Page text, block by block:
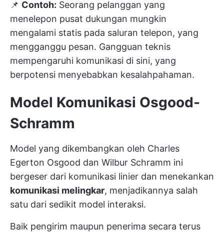
📌 Contoh: Seorang pelanggan yang
menelepon pusat dukungan mungkin
mengalami statis pada saluran telepon, yang
mengganggu pesan. Gangguan teknis
mempengaruhi komunikasi di sini, yang
berpotensi menyebabkan kesalahpahaman.
Model Komunikasi Osgood-
Schramm
Model yang dikembangkan oleh Charles
Egerton Osgood dan Wilbur Schramm ini
bergeser dari komunikasi linier dan menekankan
komunikasi melingkar, menjadikannya salah
satu dari sedikit model interaksi.
Baik pengirim maupun penerima secara terus